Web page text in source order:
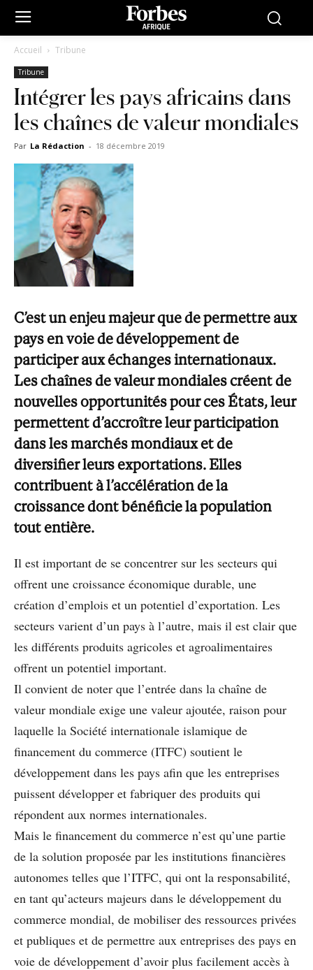
Accueil Tribune
Tribune
Intégrer les pays africains dans
les chaînes de valeur mondiales
Par La Rédaction - 18 décembre 2019
C’est un enjeu majeur que de permettre aux
pays en voie de développement de
participer aux échanges internationaux.
Les chaînes de valeur mondiales créent de
nouvelles opportunités pour ces États, leur
permettent d’accroître leur participation
dans les marchés mondiaux et de
diversifier leurs exportations. Elles
contribuent à l’accélération de la
croissance dont bénéficie la population
tout entière.
Il est important de se concentrer sur les secteurs qui
offrent une croissance économique durable, une
création d’emplois et un potentiel d’exportation. Les
secteurs varient d’un pays à l’autre, mais il est clair que
les différents produits agricoles et agroalimentaires
offrent un potentiel important.
Il convient de noter que l’entrée dans la chaîne de
valeur mondiale exige une valeur ajoutée, raison pour
laquelle la Société internationale islamique de
financement du commerce (ITFC) soutient le
développement dans les pays afin que les entreprises
puissent développer et fabriquer des produits qui
répondent aux normes internationales.
Mais le financement du commerce n’est qu’une partie
de la solution proposée par les institutions financières
autonomes telles que l’ITFC, qui ont la responsabilité,
en tant qu’acteurs majeurs dans le développement du
commerce mondial, de mobiliser des ressources privées
et publiques et de permettre aux entreprises des pays en
voie de développement d’avoir plus facilement accès à